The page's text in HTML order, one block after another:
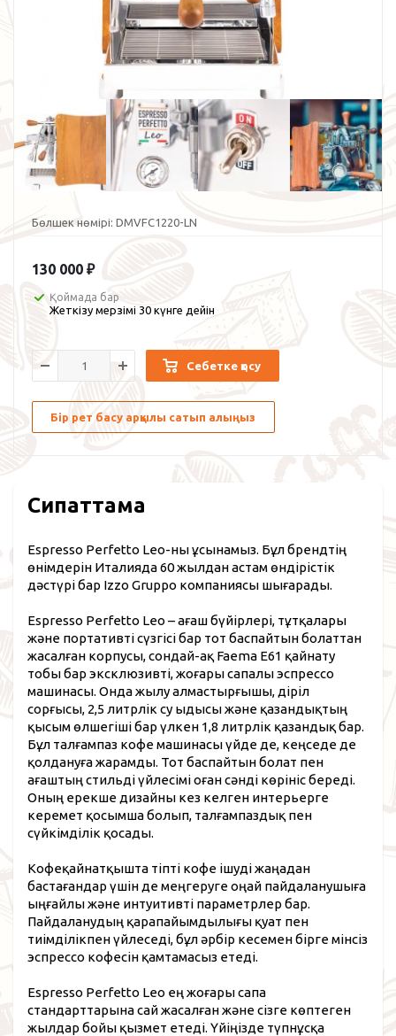
Бөлшек нөмірі: DMVFC1220-LN
130 000 ₽
Қоймада бар
Жеткізу мерзімі 30 күнге дейін
Себетке қосу
Бір рет басу арқылы сатып алыңыз
Сипаттама
Espresso Perfetto Leo-ны ұсынамыз. Бұл брендтің
өнімдерін Италияда 60 жылдан астам өндірістік
дәстүрі бар Izzo Gruppo компаниясы шығарады.
Espresso Perfetto Leo – ағаш бүйірлері, тұтқалары
және портативті сүзгісі бар тот баспайтын болаттан
жасалған корпусы, сондай-ақ Faema E61 қайнату
тобы бар эксклюзивті, жоғары сапалы эспрессо
машинасы. Онда жылу алмастырғышы, діріл
сорғысы, 2,5 литрлік су ыдысы және қазандықтың
қысым өлшегіші бар үлкен 1,8 литрлік қазандық бар.
Бұл талғампаз кофе машинасы үйде де, кеңседе де
қолдануға жарамды. Тот баспайтын болат пен
ағаштың стильді үйлесімі оған сәнді көрініс береді.
Оның ерекше дизайны кез келген интерьерге
керемет қосымша болып, талғампаздық пен
сүйкімділік қосады.
Кофеқайнатқышта тіпті кофе ішуді жаңадан
бастағандар үшін де меңгеруге оңай пайдаланушыға
ыңғайлы және интуитивті параметрлер бар.
Пайдаланудың қарапайымдылығы қуат пен
тиімділікпен үйлеседі, бұл әрбір кесемен бірге мінсіз
эспрессо кофесін қамтамасыз етеді.
Espresso Perfetto Leo ең жоғары сапа
стандарттарына сай жасалған және сізге көптеген
жылдар бойы қызмет етеді. Үйіңізде түпнұсқа